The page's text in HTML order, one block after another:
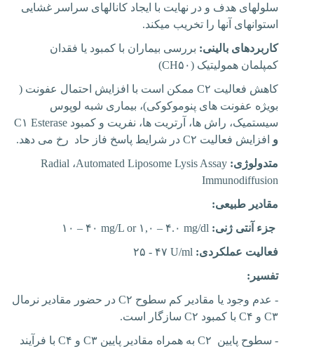
سلول‏های هدف و در نهایت با ایجاد کانال‏های سراسر غشایی
استوانه‏ای آنها را تخریب می‏کند.
کاربردهای بالینی: بررسی بیماران با کمبود یا فقدان
کمپلمان همولیتیک (CH۵۰)
کاهش فعالیت C۲ ممکن است با افزایش احتمال عفونت (
بویژه عفونت های پنوموکوکی)، بیماری شبه لوپوس
سیستمیک، راش ها، آرتریت ها، نفریت و کمبودC۱ Esterase
و افزایش فعالیت C۲ در شرایط پاسخ فاز حاد رخ می دهد.
متدولوژی:Automated Liposome Lysis Assay، Radial
Immunodiffusion
مقادیر طبیعی:
جزء آنتی ژنی: ۱۰ – ۴۰ mg/L or ۱,۰ – ۴.۰ mg/dl
فعالیت عملکردی: ۲۵ - ۴۷ U/ml
تفسیر:
- عدم وجود یا مقادیر کم سطوح C۲ در حضور مقادیر نرمال
C۳ و C۴ با کمبود C۲ سازگار است.
- سطوح پایین C۲ به همراه مقادیر پایینC۳ و C۴ با فرآیند